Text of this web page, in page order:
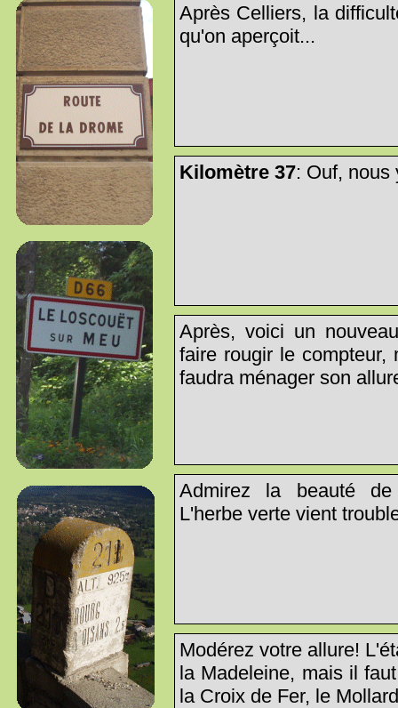
Après Celliers, la
qu'on aperçoit...
Kilomètre 37: Ouf, nous
Après, voici un
faire rougir le
faudra ménager son
Admirez la beauté de
L'herbe verte vient
Modérez votre allure!
la Madeleine, mais il
la Croix de Fer, le